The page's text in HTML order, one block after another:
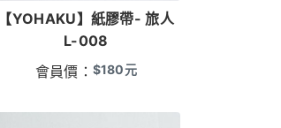
【YOHAKU】紙膠帶- 旅人
L-008
會員價： $180元